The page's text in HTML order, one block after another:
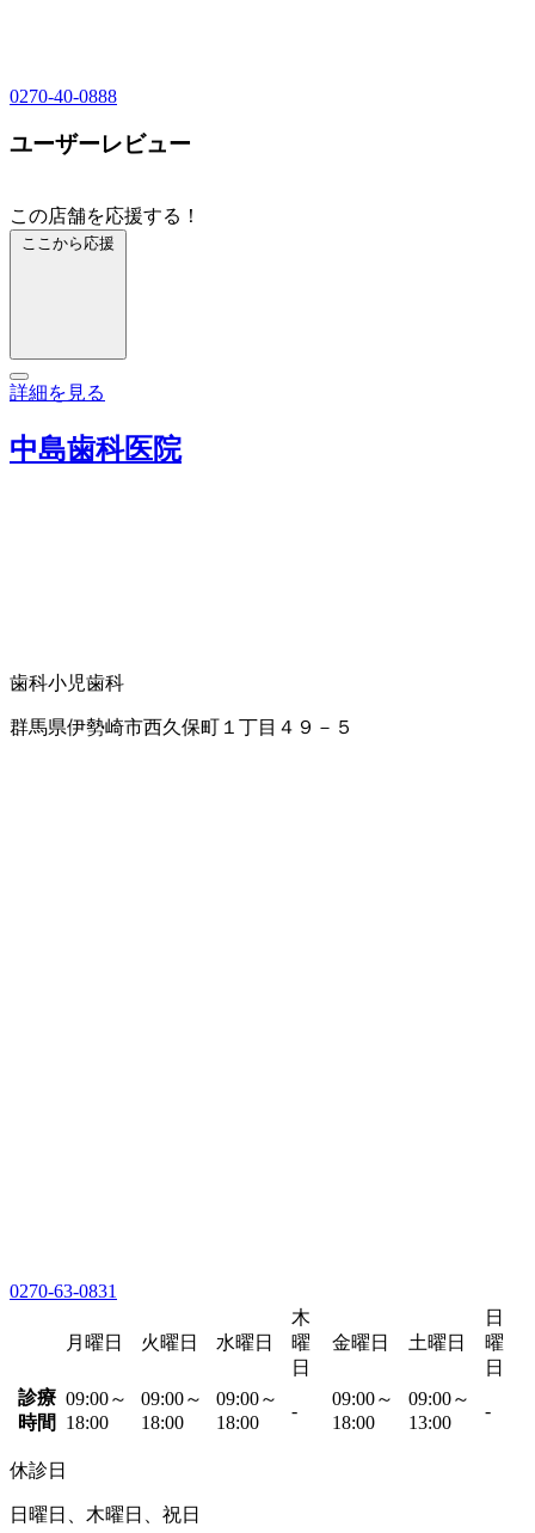
0270-40-0888
ユーザーレビュー
この店舗を応援する！
ここから応援
詳細を見る
中島歯科医院
歯科小児歯科
群馬県伊勢崎市西久保町１丁目４９－５
0270-63-0831
月曜日 火曜日 水曜日
木
曜
日
金曜日 土曜日
日
曜
日
診療
時間
09:00～
18:00
09:00～
18:00
09:00～
18:00
-
09:00～
18:00
09:00～
13:00
-
休診日
日曜日、木曜日、祝日